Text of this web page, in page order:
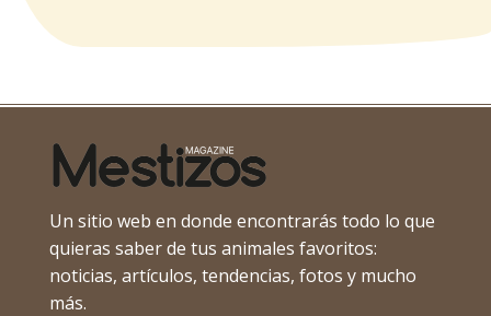
Un sitio web en donde encontrarás todo lo que
quieras saber de tus animales favoritos:
noticias, artículos, tendencias, fotos y mucho
más.